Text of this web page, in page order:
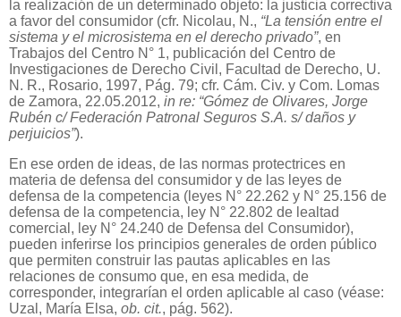
la realización de un determinado objeto: la justicia correctiva
a favor del consumidor (cfr. Nicolau, N., “La tensión entre el
sistema y el microsistema en el derecho privado”, en
Trabajos del Centro N° 1, publicación del Centro de
Investigaciones de Derecho Civil, Facultad de Derecho, U.
N. R., Rosario, 1997, Pág. 79; cfr. Cám. Civ. y Com. Lomas
de Zamora, 22.05.2012, in re: “Gómez de Olivares, Jorge
Rubén c/ Federación Patronal Seguros S.A. s/ daños y
perjuicios”).
En ese orden de ideas, de las normas protectrices en
materia de defensa del consumidor y de las leyes de
defensa de la competencia (leyes N° 22.262 y N° 25.156 de
defensa de la competencia, ley N° 22.802 de lealtad
comercial, ley N° 24.240 de Defensa del Consumidor),
pueden inferirse los principios generales de orden público
que permiten construir las pautas aplicables en las
relaciones de consumo que, en esa medida, de
corresponder, integrarían el orden aplicable al caso (véase:
Uzal, María Elsa, ob. cit., pág. 562).